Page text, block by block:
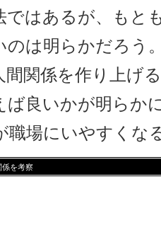
ではあるが、もと
のは明らかだろう
間関係を作り上げ
ば良いかが明らか
職場にいやすくな
係を考察